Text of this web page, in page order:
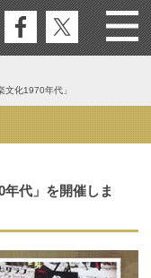
Menu
公式
イス
公式
クス
化1970年代」
代」を開催しま